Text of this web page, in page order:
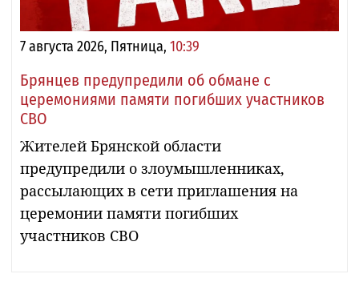
7 августа 2026, Пятница, 10:39
Брянцев предупредили об обмане с
церемониями памяти погибших участников
СВО
Жителей Брянской области
предупредили о злоумышленниках,
рассылающих в сети приглашения на
церемонии памяти погибших
участников СВО